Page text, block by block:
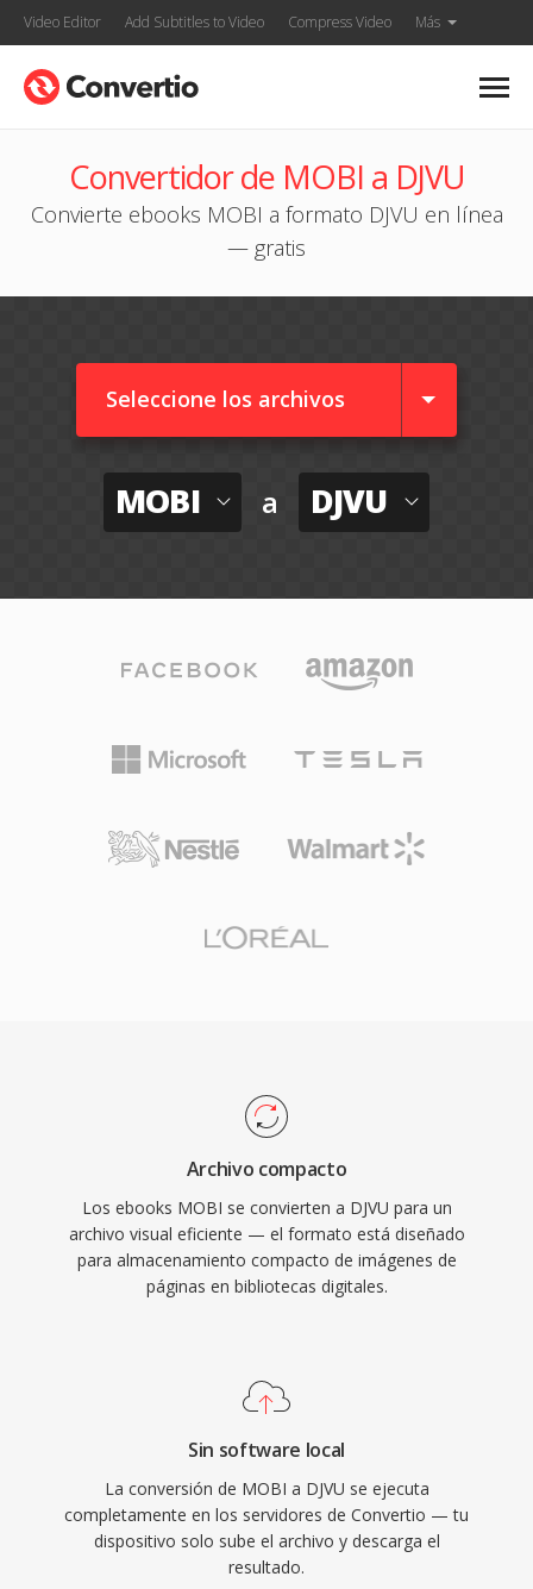
Video Editor Add Subtitles to Video Compress Video Más
Convertidor de MOBI a DJVU
Convierte ebooks MOBI a formato DJVU en línea
— gratis
Seleccione los archivos
MOBI a DJVU
Archivo compacto
Los ebooks MOBI se convierten a DJVU para un
archivo visual eficiente — el formato está diseñado
para almacenamiento compacto de imágenes de
páginas en bibliotecas digitales.
Sin software local
La conversión de MOBI a DJVU se ejecuta
completamente en los servidores de Convertio — tu
dispositivo solo sube el archivo y descarga el
resultado.